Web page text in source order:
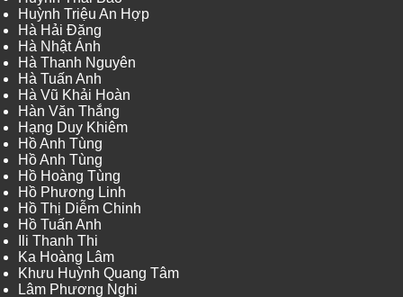
Huỳnh Triệu An Hợp
Hà Hải Đăng
Hà Nhật Ánh
Hà Thanh Nguyên
Hà Tuấn Anh
Hà Vũ Khải Hoàn
Hàn Văn Thắng
Hạng Duy Khiêm
Hồ Anh Tùng
Hồ Anh Tùng
Hồ Hoàng Tùng
Hồ Phương Linh
Hồ Thị Diễm Chinh
Hồ Tuấn Anh
Ili Thanh Thi
Ka Hoàng Lâm
Khưu Huỳnh Quang Tâm
Lâm Phương Nghi